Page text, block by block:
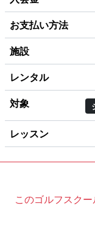
お支払い方法
施設
レンタル
対象
レッスン
このゴルフスク